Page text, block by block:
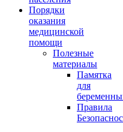
Порядки
оказания
медицинской
помощи
Полезные
материалы
Памятка
для
Правила